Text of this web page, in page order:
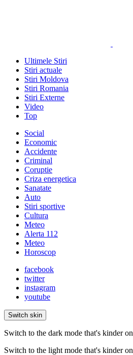
Ultimele Stiri
Stiri actuale
Stiri Moldova
Stiri Romania
Stiri Externe
Video
Top
Social
Economic
Accidente
Criminal
Coruptie
Criza energetica
Sanatate
Auto
Stiri sportive
Cultura
Meteo
Alerta 112
Meteo
Horoscop
facebook
twitter
instagram
youtube
Switch skin
Switch to the dark mode that's kinder
Switch to the light mode that's kinder